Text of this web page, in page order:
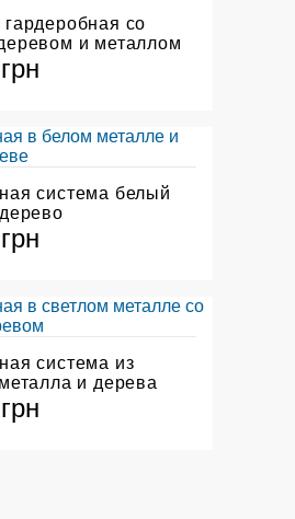
со
и металлом
система белый
система из
и дерева